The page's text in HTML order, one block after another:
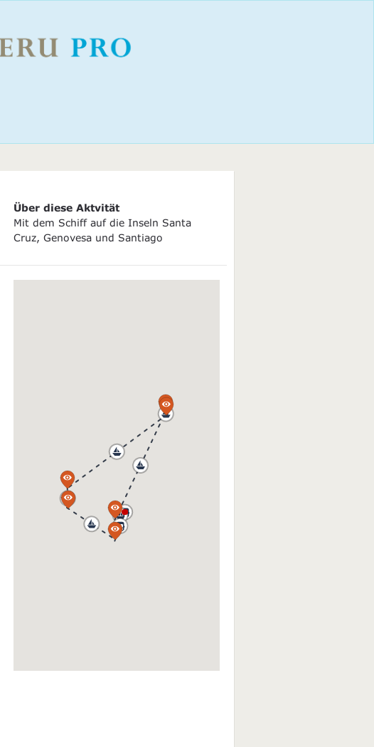
Über diese Aktvität
Mit dem Schiff auf die Inseln Santa
Cruz, Genovesa und Santiago
a
a
a
a
a
a